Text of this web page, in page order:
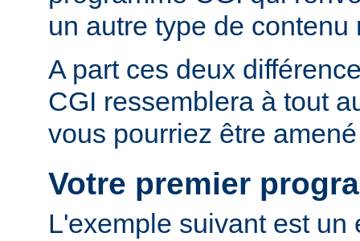
un autre type de contenu
A part ces deux
CGI ressemblera à tout
vous pourriez être
Votre premier
L'exemple suivant est un